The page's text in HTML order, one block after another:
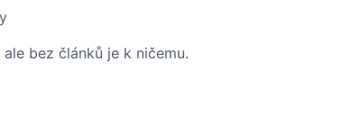
bez článků je k ničemu.